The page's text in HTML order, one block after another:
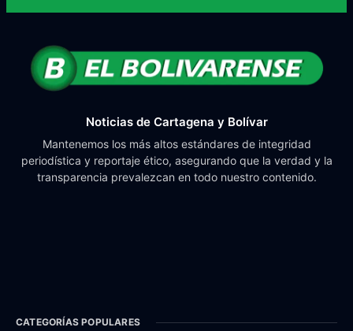
Noticias de Cartagena y Bolívar
Mantenemos los más altos estándares de integridad
periodística y reportaje ético, asegurando que la verdad y la
transparencia prevalezcan en todo nuestro contenido.
CATEGORÍAS POPULARES